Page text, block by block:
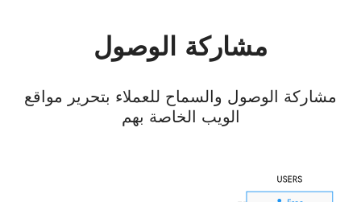
مشاركة الوصول
مشاركة الوصول والسماح للعملاء بتحرير مواقع
الويب الخاصة بهم